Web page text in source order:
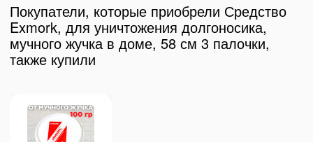
Покупатели, которые приобрели Средство
Exmork, для уничтожения долгоносика,
мучного жучка в доме, 58 см 3 палочки,
также купили